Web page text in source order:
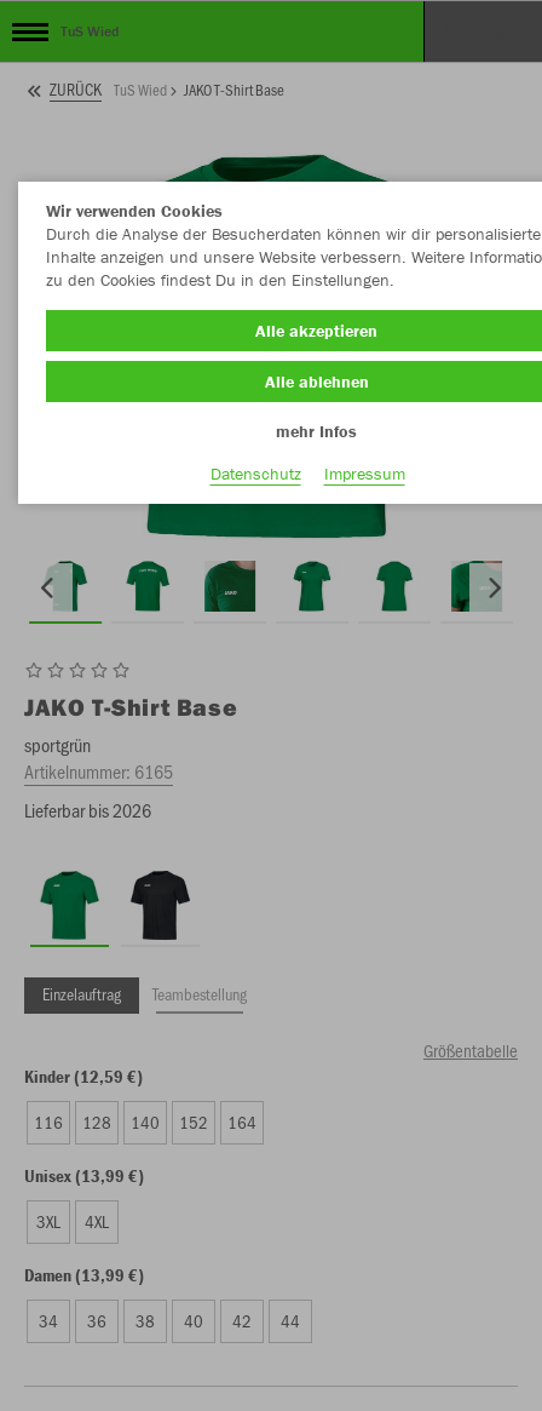
TuS Wied
ZURÜCK TuS Wied JAKO T-Shirt Base
JAKO T-Shirt Base
sportgrün
Artikelnummer: 6165
Lieferbar bis 2026
Einzelauftrag Teambestellung
Größentabelle
Kinder (12,59 €)
116 128 140 152 164
Unisex (13,99 €)
3XL 4XL
Damen (13,99 €)
34 36 38 40 42 44
Wir verwenden Cookies
Durch die Analyse der Besucherdaten können wir dir personalisierte
Inhalte anzeigen und unsere Website verbessern. Weitere
zu den Cookies findest Du in den Einstellungen.
Alle akzeptieren
Alle ablehnen
mehr Infos
Datenschutz
Impressum